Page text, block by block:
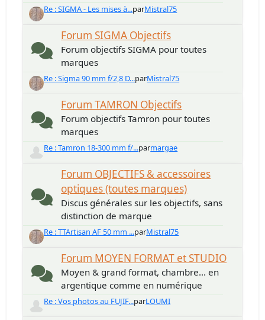
Re : SIGMA - Les mises à...parMistral75
Forum SIGMA Objectifs
Forum objectifs SIGMA pour toutes
marques
Re : Sigma 90 mm f/2,8 D...parMistral75
Forum TAMRON Objectifs
Forum objectifs Tamron pour toutes
marques
Re : Tamron 18-300 mm f/...parmargae
Forum OBJECTIFS & accessoires
optiques (toutes marques)
Discus générales sur les objectifs, sans
distinction de marque
Re : TTArtisan AF 50 mm ...parMistral75
Forum MOYEN FORMAT et STUDIO
Moyen & grand format, chambre... en
argentique comme en numérique
Re : Vos photos au FUJIF...parLOUMI